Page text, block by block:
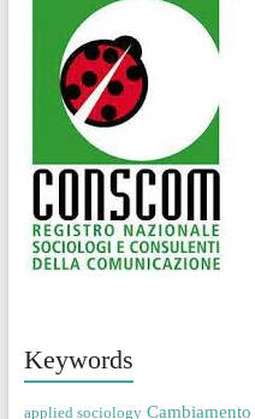
Keywords
applied sociology Cambiamento